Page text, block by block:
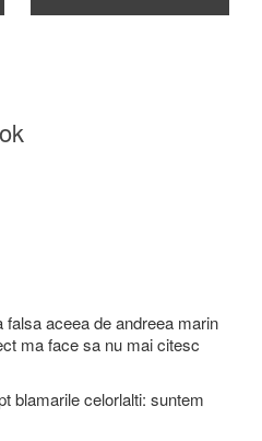
aceea de andreea marin
ma face sa nu mai citesc
blamarile celorlalti: suntem